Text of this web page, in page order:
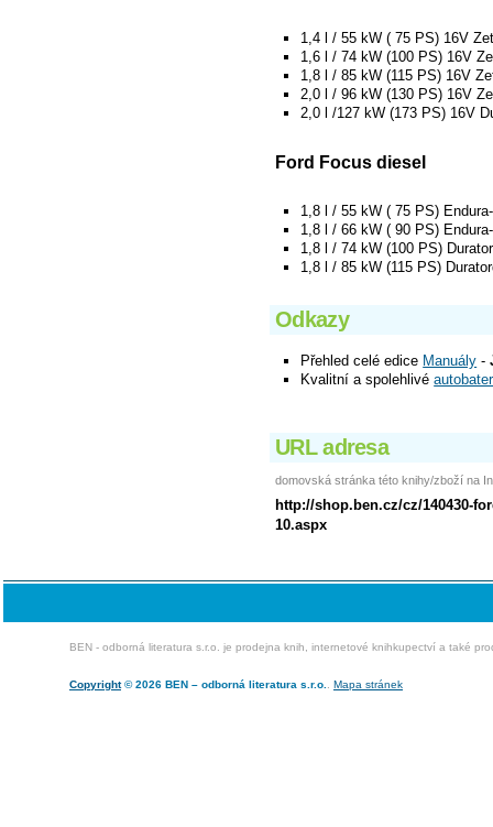
1,4 l / 55 kW ( 75 PS) 16V
1,6 l / 74 kW (100 PS) 16V
1,8 l / 85 kW (115 PS) 16V
2,0 l / 96 kW (130 PS) 16V
2,0 l /127 kW (173 PS) 16V
Ford Focus diesel
1,8 l / 55 kW ( 75 PS)
1,8 l / 66 kW ( 90 PS)
1,8 l / 74 kW (100 PS)
1,8 l / 85 kW (115 PS)
Odkazy
Přehled celé edice Manuály -
Kvalitní a spolehlivé
URL adresa
domovská stránka této knihy/zboží na
http://shop.ben.cz/cz/140430-
10.aspx
BEN - odborná literatura s.r.o. je prodejna knih, internetové knihkupectví a také
Copyright© 2026 BEN – odborná literatura s.r.o.. Mapa stránek